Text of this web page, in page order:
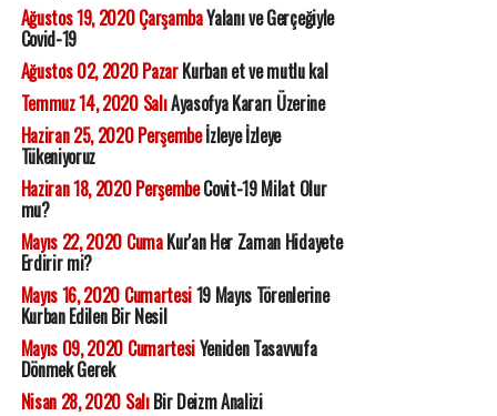
Ağustos 19, 2020 ÇarşambaYalanı ve Gerçeğiyle
Covid-19
Ağustos 02, 2020 PazarKurban et ve mutlu kal
Temmuz 14, 2020 SalıAyasofya Kararı Üzerine
Haziran 25, 2020 Perşembeİzleye İzleye
Tükeniyoruz
Haziran 18, 2020 PerşembeCovit-19 Milat Olur
mu?
Mayıs 22, 2020 CumaKur'an Her Zaman Hidayete
Erdirir mi?
Mayıs 16, 2020 Cumartesi19 Mayıs Törenlerine
Kurban Edilen Bir Nesil
Mayıs 09, 2020 CumartesiYeniden Tasavvufa
Dönmek Gerek
Nisan 28, 2020 SalıBir Deizm Analizi